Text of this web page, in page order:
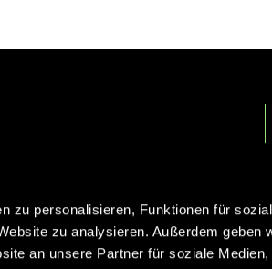
zu personalisieren, Funktionen für
zu analysieren. Außerdem geben
an unsere Partner für soziale Medien,